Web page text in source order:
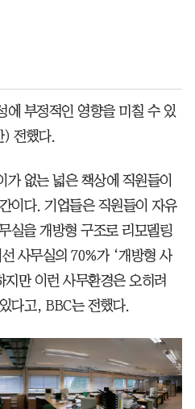
에 부정적인 영향을 미칠 수 있
) 전했다.
가 없는 넓은 책상에 직원들이
이다. 기업들은 직원들이 자유
실을 개방형 구조로 리모델링
사무실의 70%가 ‘개방형 사
만 이런 사무환경은 오히려
다고, BBC는 전했다.